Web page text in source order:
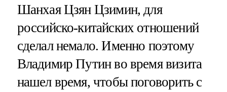
Шанхая Цзян Цзимин, для
российско-китайских отношений
сделал немало. Именно поэтому
Владимир Путин во время визита
нашел время, чтобы поговорить с